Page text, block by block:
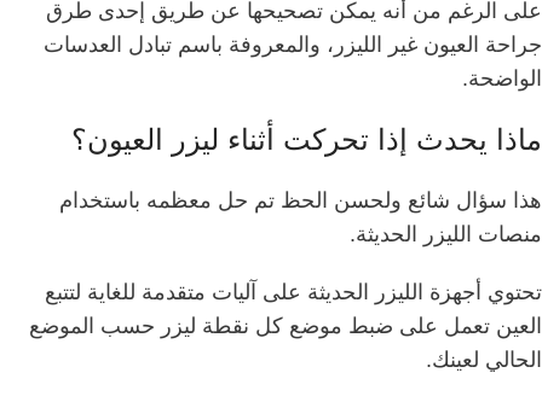
على الرغم من أنه يمكن تصحيحها عن طريق إحدى طرق
جراحة العيون غير الليزر، والمعروفة باسم تبادل العدسات
الواضحة.
ماذا يحدث إذا تحركت أثناء ليزر العيون؟
هذا سؤال شائع ولحسن الحظ تم حل معظمه باستخدام
منصات الليزر الحديثة.
تحتوي أجهزة الليزر الحديثة على آليات متقدمة للغاية لتتبع
العين تعمل على ضبط موضع كل نقطة ليزر حسب الموضع
الحالي لعينك.